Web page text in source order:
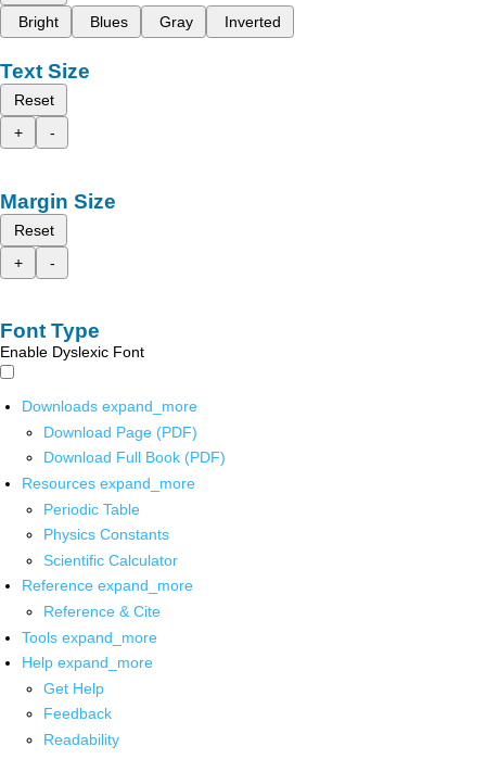
Bright
Blues Gray Inverted
Text Size
Reset
+
-
Margin Size
Reset
+
-
Font Type
Enable Dyslexic Font
Downloads expand_more
Download Page (PDF)
Download Full Book (PDF)
Resources expand_more
Periodic Table
Physics Constants
Scientific Calculator
Reference expand_more
Reference & Cite
Tools expand_more
Help expand_more
Get Help
Feedback
Readability